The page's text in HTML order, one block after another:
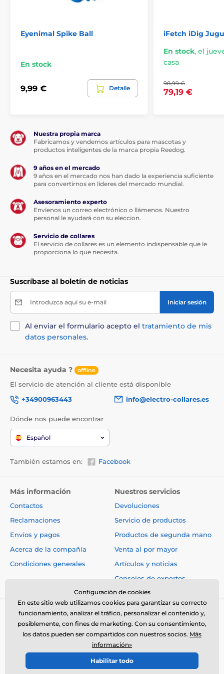
Eyenimal Spike Ball
En stock
9,99 € Detalle
iFetch iDig
En stock, el
casa
98,99 €
79,19 €
Nuestra propia marca
Fabricamos y vendemos artículos para mascotas y
productos inteligentes de la marca propia Reedog.
9 años en el mercado
9 años en el mercado nos han dado la experiencia suficiente
para convertirnos en líderes del mercado mundial.
Asesoramiento experto
Envíenos un correo electrónico o llámenos. Nuestro
personal le ayudará con su eleccion.
Servicio de collares
El servicio de collares es un elemento indispensable que le
proporciona lo que necesita.
Suscríbase al boletín de noticias
Introduzca aquí su e-mail Iniciar sesión
Al enviar el formulario acepto el tratamiento de mis
datos personales.
Necesita ayuda ? offline
El servicio de atención al cliente está disponible
+34900963443
info@electro-collares.es
Dónde nos puede encontrar
Español
También estamos en: Facebook
Más información
Contactos
Reclamaciones
Envíos y pagos
Acerca de la compañía
Condiciones generales
Nuestros servicios
Devoluciones
Servicio de productos
Productos de segunda mano
Venta al por mayor
Artículos y noticias
Consejos de expertos
© 2026 www.electro-collares.es ⦁ Tienda electrónica creada por
SIMPLIA.cz
Configuración de cookies
En este sitio web utilizamos cookies para garantizar su correcto
funcionamiento, analizar el tráfico, personalizar el contenido y,
posiblemente, con fines de marketing. Con su consentimiento,
los datos pueden ser compartidos con nuestros socios. Más
información»
Habilitar todo